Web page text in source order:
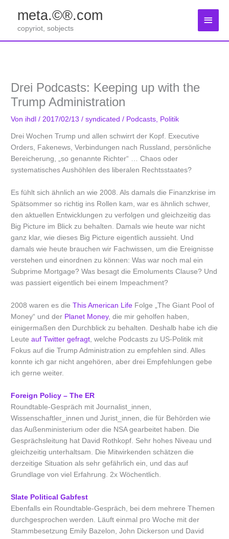
springen
meta.©®.com
copyriot, sobjects
Drei Podcasts: Keeping up with the
Trump Administration
Von ihdl/ 2017/02/13/syndicated / Podcasts Politik
Drei Wochen Trump und allen schwirrt der Kopf. Executive
Orders, Fakenews, Verbindungen nach Russland, persönliche
Bereicherung, „so genannte Richter“ … Chaos oder
systematisches Aushöhlen des liberalen Rechtsstaates?
Es fühlt sich ähnlich an wie 2008. Als damals die Finanzkrise im
Spätsommer so richtig ins Rollen kam, war es ähnlich schwer,
den aktuellen Entwicklungen zu verfolgen und gleichzeitig das
Big Picture im Blick zu behalten. Damals wie heute war nicht
ganz klar, wie dieses Big Picture eigentlich aussieht. Und
damals wie heute brauchen wir Fachwissen, um die Ereignisse
verstehen und einordnen zu können: Was war noch mal ein
Subprime Mortgage? Was besagt die Emoluments Clause? Und
was passiert eigentlich bei einem Impeachment?
2008 waren es dieThis American Life Folge „The Giant Pool of
Money“ und der Planet Money, die mir geholfen haben,
einigermaßen den Durchblick zu behalten. Deshalb habe ich die
Leuteauf Twitter gefragt, welche Podcasts zu US-Politik mit
Fokus auf die Trump Administration zu empfehlen sind. Alles
konnte ich gar nicht angehören, aber drei Empfehlungen gebe
ich gerne weiter.
Foreign Policy – The ER
Roundtable-Gespräch mit Journalist_innen,
Wissenschaftler_innen und Jurist_innen, die für Behörden wie
das Außenministerium oder die NSA gearbeitet haben. Die
Gesprächsleitung hat David Rothkopf. Sehr hohes Niveau und
gleichzeitig unterhaltsam. Die Mitwirkenden schätzen die
derzeitige Situation als sehr gefährlich ein, und das auf
Grundlage von viel Erfahrung. 2x Wöchentlich.
Slate Political Gabfest
Ebenfalls ein Roundtable-Gespräch, bei dem mehrere Themen
durchgesprochen werden. Läuft einmal pro Woche mit der
Stammbesetzung Emily Bazelon, John Dickerson und David